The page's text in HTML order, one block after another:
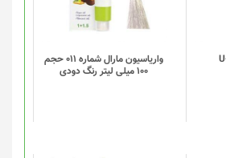
واریاسیون مارال شماره 011 حجم
100 میلی لیتر رنگ دودی